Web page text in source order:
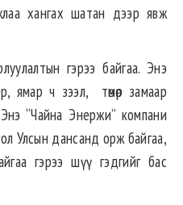
хангах шатан дээр явж
гэрээ байгаа. Энэ
ямар ч зээл, төмөр замаар
“Чайна Энержи” компани
Улсын дансанд орж байгаа,
гэрээ шүү гэдгийг бас